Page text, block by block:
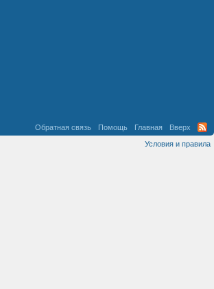
Обратная связь Помощь Главная
Вверх
Условия и правила